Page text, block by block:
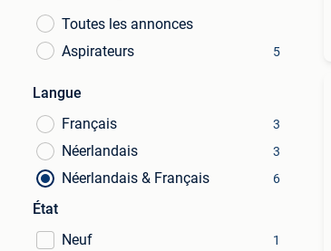
Toutes les annonces
Aspirateurs
5
Langue
Français
3
Néerlandais 3
Néerlandais & Français 6
État
Neuf
1